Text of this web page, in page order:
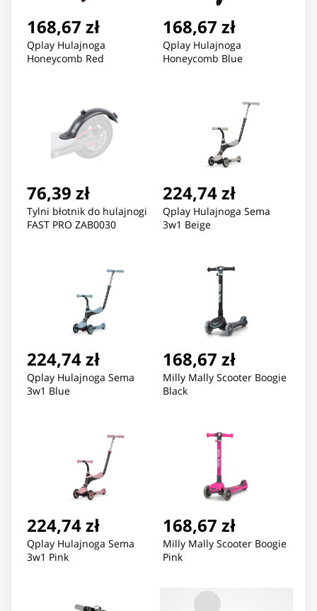
168,67 zł
Qplay Hulajnoga
Honeycomb Red
168,67 zł
Qplay Hulajnoga
Honeycomb Blue
76,39 zł
Tylni błotnik do hulajnogi
FAST PRO ZAB0030
224,74 zł
Qplay Hulajnoga Sema
3w1 Beige
224,74 zł
Qplay Hulajnoga Sema
3w1 Blue
168,67 zł
Milly Mally Scooter Boogie
Black
224,74 zł
Qplay Hulajnoga Sema
3w1 Pink
168,67 zł
Milly Mally Scooter Boogie
Pink